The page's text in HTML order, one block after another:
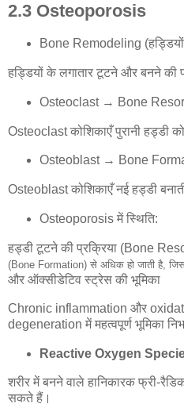
2.3 Osteoporosis
Bone Remodeling (हड्डियों
हड्डियों के लगातार टूटने और बनने की
Osteoclast → Bone
Osteoclast कोशिकाएँ पुरानी हड्डी
Osteoblast → Bone
Osteoblast कोशिकाएँ नई हड्डी
Osteoporosis में स्थिति:
हड्डी टूटने की प्रक्रिया (Bone
(Bone Formation) से अधिक हो जाती है,
और ऑक्सीडेटिव स्ट्रेस की भूमिका
Chronic inflammation और
degeneration में महत्वपूर्ण भूमिका
Reactive Oxygen
शरीर में बनने वाले हानिकारक फ्री-
सकते हैं।